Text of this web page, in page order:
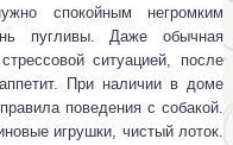
спокойным негромким
пугливы. Даже обычная
ситуацией, после
При наличии в доме
поведения с собакой.
игрушки, чистый лоток.